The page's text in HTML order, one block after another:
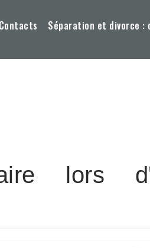
Contacts Séparation et divorce :
lors